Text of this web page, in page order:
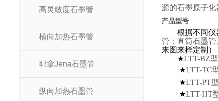
高灵敏度石墨管
横向加热石墨管
耶拿Jena石墨管
纵向加热石墨管
源的石墨原子
产品型号
根据不同
管；直筒石墨
来图来样定制）
★LTT-BZ
★LTT-TC
★LTT-PT
★LTT-HT